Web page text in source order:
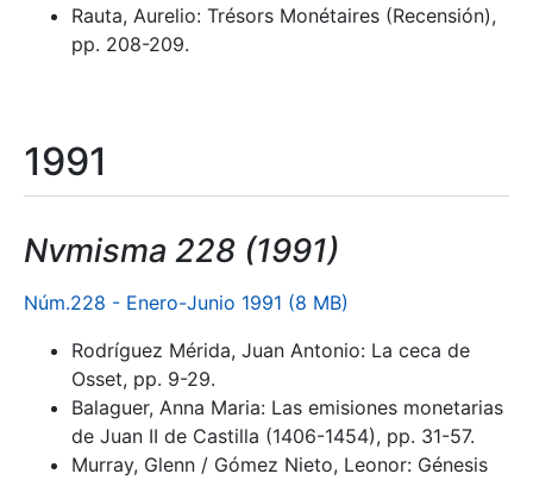
Rauta, Aurelio: Trésors Monétaires (Recensión),
pp. 208-209.
1991
Nvmisma 228 (1991)
Núm.228 - Enero-Junio 1991 (8 MB)
Rodríguez Mérida, Juan Antonio: La ceca de
Osset, pp. 9-29.
Balaguer, Anna Maria: Las emisiones monetarias
de Juan II de Castilla (1406-1454), pp. 31-57.
Murray, Glenn / Gómez Nieto, Leonor: Génesis